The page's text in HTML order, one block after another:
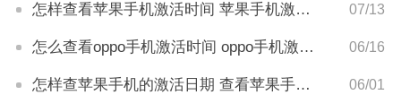
怎样查看苹果手机激活时间 苹果手机激活时间查看方法 07/13
怎么查看oppo手机激活时间 oppo手机激活时间查询方法 06/16
怎样查苹果手机的激活日期 查看苹果手机激活时间方法 06/01